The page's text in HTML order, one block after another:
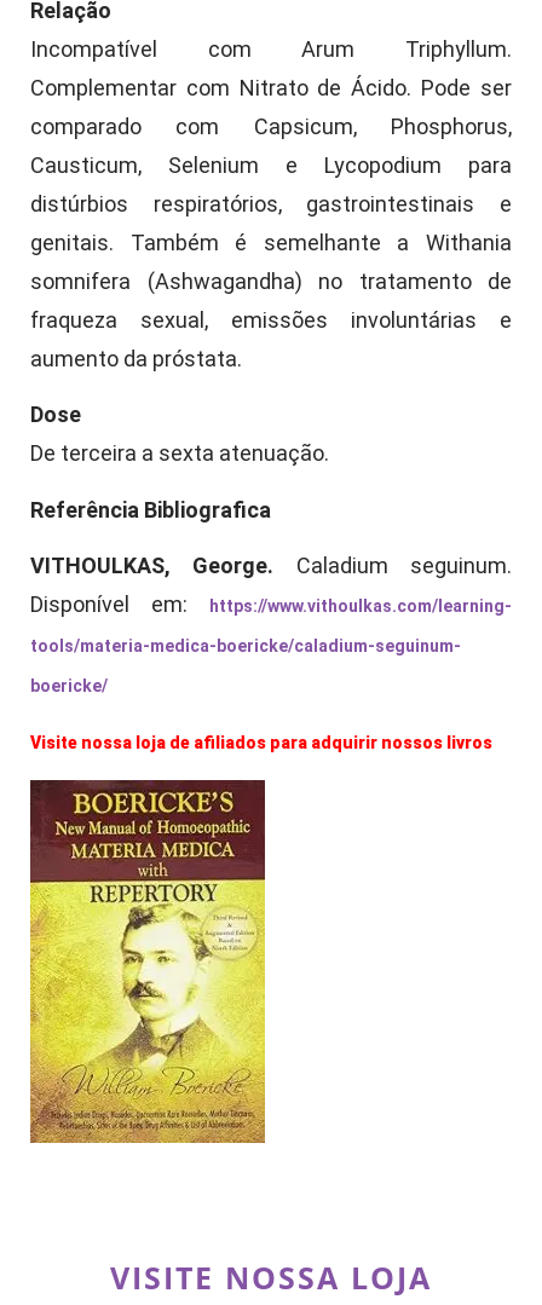
Relação
Incompatível com Arum Triphyllum.
Complementar com Nitrato de Ácido. Pode ser
comparado com Capsicum, Phosphorus,
Causticum, Selenium e Lycopodium para
distúrbios respiratórios, gastrointestinais e
genitais. Também é semelhante a Withania
somnifera (Ashwagandha) no tratamento de
fraqueza sexual, emissões involuntárias e
aumento da próstata.
Dose
De terceira a sexta atenuação.
Referência Bibliografica
VITHOULKAS, George. Caladium seguinum.
Disponível em:
https://www.vithoulkas.com/learning-
tools/materia-medica-boericke/caladium-seguinum-
boericke/
Visite nossa loja de afiliados para adquirir nossos livros
VISITE NOSSA LOJA